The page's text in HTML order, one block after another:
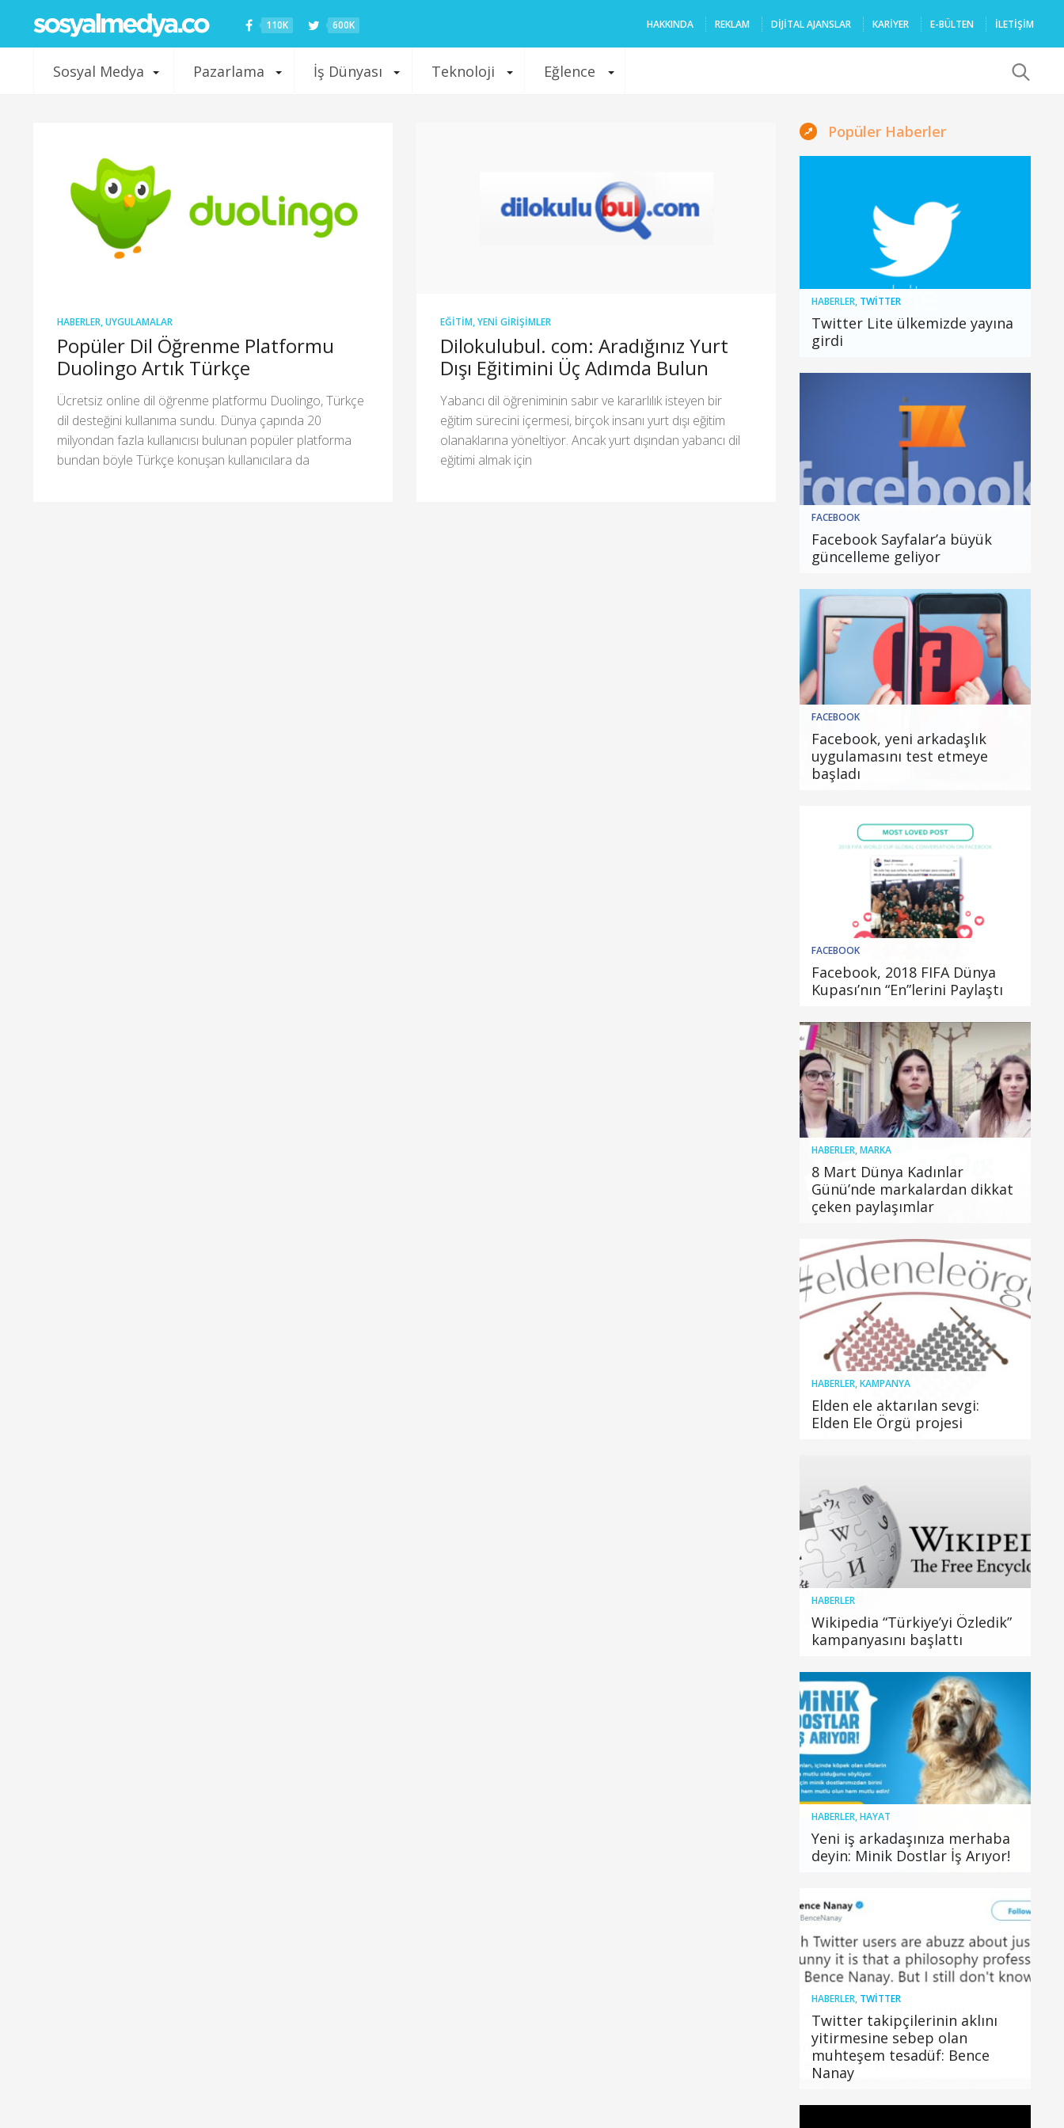
110K 600K HAKKINDA REKLAM DIJITAL AJANSLAR KARIYER E-BÜLTEN İLETİŞİM
Sosyal Medya Pazarlama İş Dünyası Teknoloji Eğlence
HABERLER,UYGULAMALAR
Popüler Dil Öğrenme Platformu
Duolingo Artık Türkçe
Ücretsiz online dil öğrenme platformu Duolingo, Türkçe
dil desteğini kullanıma sundu. Dünya çapında 20
milyondan fazla kullanıcısı bulunan popüler platforma
bundan böyle Türkçe konuşan kullanıcılara da
EĞITIM,YENI GIRIŞIMLER
Dilokulubul. com: Aradığınız Yurt
Dışı Eğitimini Üç Adımda Bulun
Yabancı dil öğreniminin sabır ve kararlılık isteyen bir
eğitim sürecini içermesi, birçok insanı yurt dışı eğitim
olanaklarına yöneltiyor. Ancak yurt dışından yabancı dil
eğitimi almak için
Popüler Haberler
HABERLER, TWITTER
Twitter Lite ülkemizde yayına
girdi
FACEBOOK
Facebook Sayfalar’a büyük
güncelleme geliyor
FACEBOOK
Facebook, yeni arkadaşlık
uygulamasını test etmeye
başladı
FACEBOOK
Facebook, 2018 FIFA Dünya
Kupası’nın “En”lerini Paylaştı
HABERLER,MARKA
8 Mart Dünya Kadınlar
Günü’nde markalardan dikkat
çeken paylaşımlar
HABERLER,KAMPANYA
Elden ele aktarılan sevgi:
Elden Ele Örgü projesi
HABERLER
Wikipedia “Türkiye’yi Özledik”
kampanyasını başlattı
HABERLER,HAYAT
Yeni iş arkadaşınıza merhaba
deyin: Minik Dostlar İş Arıyor!
HABERLER, TWITTER
Twitter takipçilerinin aklını
yitirmesine sebep olan
muhteşem tesadüf: Bence
Nanay